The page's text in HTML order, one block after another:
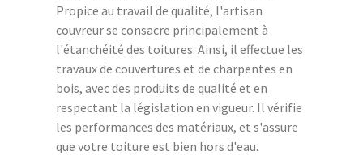
Propice au travail de qualité, l'artisan
couvreur se consacre principalement à
l'étanchéité des toitures. Ainsi, il effectue les
travaux de couvertures et de charpentes en
bois, avec des produits de qualité et en
respectant la législation en vigueur. Il vérifie
les performances des matériaux, et s'assure
que votre toiture est bien hors d'eau.